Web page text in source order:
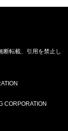
断転載、引用を禁止し
CORPORATION